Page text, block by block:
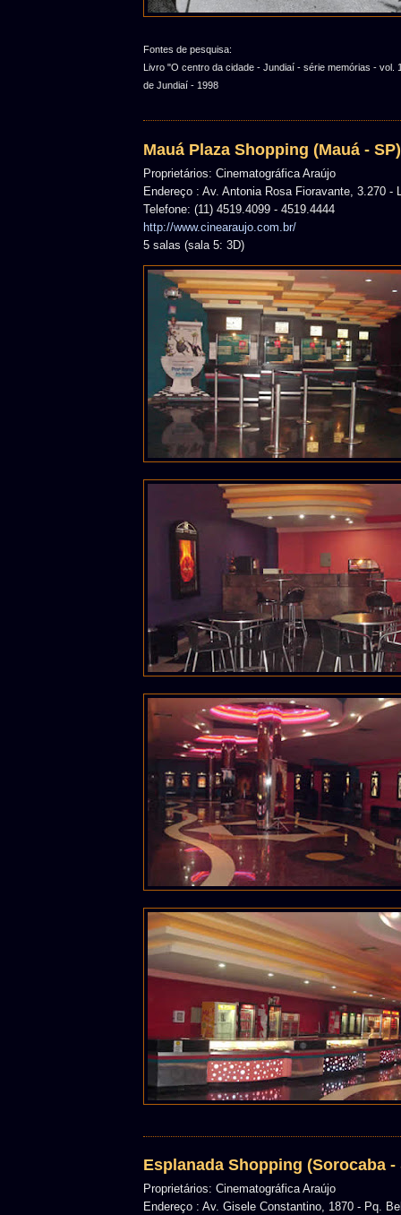
Fontes de pesquisa:
Livro "O centro da cidade - Jundiaí - série memórias - vol.
de Jundiaí - 1998
Mauá Plaza Shopping (Mauá - SP)
Proprietários: Cinematográfica Araújo
Endereço : Av. Antonia Rosa Fioravante, 3.270 -
Telefone: (11) 4519.4099 - 4519.4444
http://www.cinearaujo.com.br/
5 salas (sala 5: 3D)
Esplanada Shopping (Sorocaba -
Proprietários: Cinematográfica Araújo
Endereço : Av. Gisele Constantino, 1870 - Pq.